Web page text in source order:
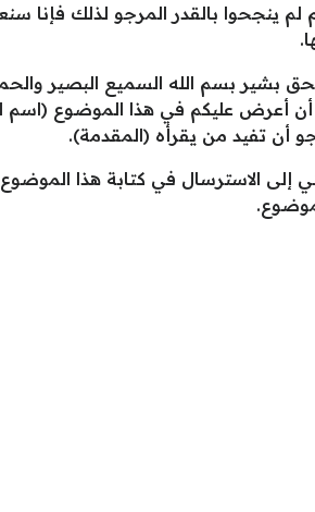
لم ينجحوا بالقدر المرجو لذلك
بشير بسم الله السميع البصير
أعرض عليكم في هذا الموضوع (اسم
أن تفيد من يقرأه (المقدمة).
إلى الاسترسال في كتابة هذا